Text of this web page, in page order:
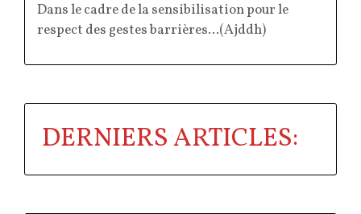
Dans le cadre de la sensibilisation pour le
respect des gestes barrières...(Ajddh)
DERNIERS ARTICLES: